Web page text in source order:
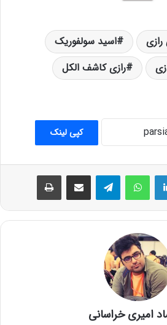
رازی
اسید سولفوریک
رازی کاشف الکل
کپی لینک
لینکدین واتس آپ تلگرام اشتراک گذاری از طریق ایمیل چاپ
امیری خراسانی